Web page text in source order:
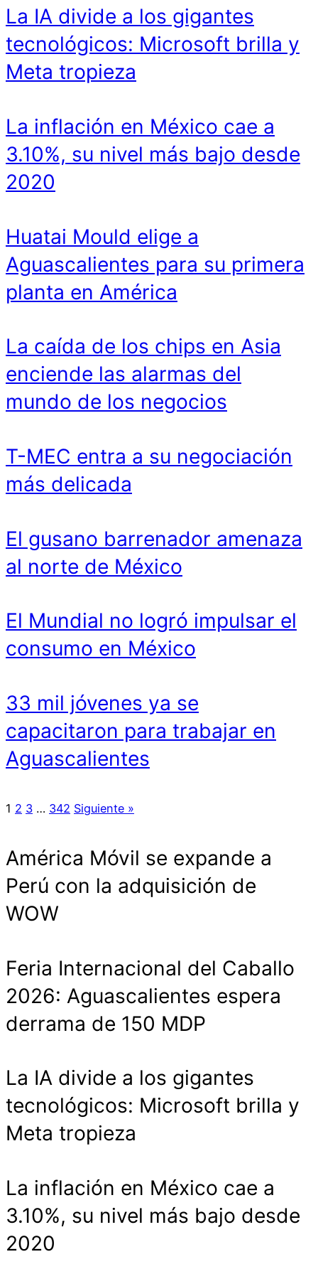
La IA divide a los gigantes
tecnológicos: Microsoft brilla y
Meta tropieza
La inflación en México cae a
3.10%, su nivel más bajo desde
2020
Huatai Mould elige a
Aguascalientes para su primera
planta en América
La caída de los chips en Asia
enciende las alarmas del
mundo de los negocios
T-MEC entra a su negociación
más delicada
El gusano barrenador amenaza
al norte de México
El Mundial no logró impulsar el
consumo en México
33 mil jóvenes ya se
capacitaron para trabajar en
Aguascalientes
1 2 3 … 342 Siguiente »
América Móvil se expande a
Perú con la adquisición de
WOW
Feria Internacional del Caballo
2026: Aguascalientes espera
derrama de 150 MDP
La IA divide a los gigantes
tecnológicos: Microsoft brilla y
Meta tropieza
La inflación en México cae a
3.10%, su nivel más bajo desde
2020